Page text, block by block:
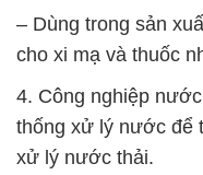
– Dùng trong sản
cho xi mạ và thuốc
4. Công nghiệp
thống xử lý nước để
xử lý nước thải.